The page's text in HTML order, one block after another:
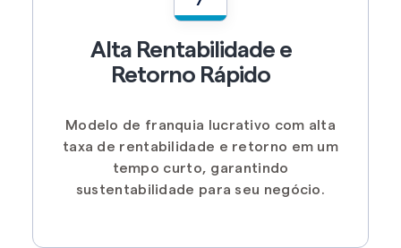
Alta Rentabilidade e
Retorno Rápido
Modelo de franquia lucrativo com alta
taxa de rentabilidade e retorno em um
tempo curto, garantindo
sustentabilidade para seu negócio.